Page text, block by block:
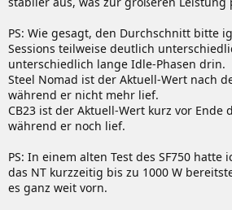
PS: Wie gesagt, den Durchschnitt bitte
Sessions teilweise deutlich
unterschiedlich lange Idle-Phasen drin.
Steel Nomad ist der Aktuell-Wert nach
während er nicht mehr lief.
CB23 ist der Aktuell-Wert kurz vor Ende
während er noch lief.
PS: In einem alten Test des SF750 hatte
das NT kurzzeitig bis zu 1000 W
es ganz weit vorn.